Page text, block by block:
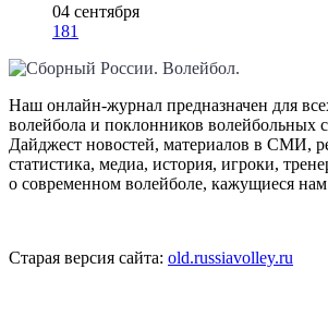
04 сентября
181
Наш онлайн-журнал предназначен для
волейбола и поклонников волейбольных
Дайджест новостей, материалов в СМИ,
статистика, медиа, история, игроки,
о современном волейболе, кажущиеся
Старая версия сайта: old.russiavolley.ru